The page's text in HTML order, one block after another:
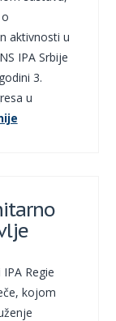
aktivnosti u
IPA Srbije
3.
u
Regie
kojom